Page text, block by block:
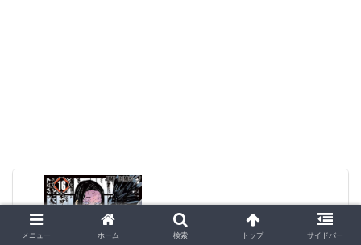
【ネタバレ】鬼滅の刃 16巻 不滅のネタバ
レ、感想
メニュー ホーム 検索 トップ サイドバー